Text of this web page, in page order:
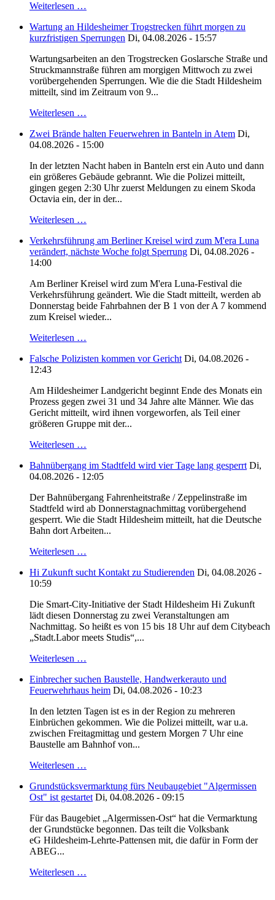
Weiterlesen …
Wartung an Hildesheimer Trogstrecken führt morgen zu
kurzfristigen Sperrungen Di, 04.08.2026 - 15:57
Wartungsarbeiten an den Trogstrecken Goslarsche Straße und
Struckmannstraße führen am morgigen Mittwoch zu zwei
vorübergehenden Sperrungen. Wie die die Stadt Hildesheim
mitteilt, sind im Zeitraum von 9...
Weiterlesen …
Zwei Brände halten Feuerwehren in Banteln in Atem Di,
04.08.2026 - 15:00
In der letzten Nacht haben in Banteln erst ein Auto und dann
ein größeres Gebäude gebrannt. Wie die Polizei mitteilt,
gingen gegen 2:30 Uhr zuerst Meldungen zu einem Skoda
Octavia ein, der in der...
Weiterlesen …
Verkehrsführung am Berliner Kreisel wird zum M'era Luna
verändert, nächste Woche folgt Sperrung Di, 04.08.2026 -
14:00
Am Berliner Kreisel wird zum M'era Luna-Festival die
Verkehrsführung geändert. Wie die Stadt mitteilt, werden ab
Donnerstag beide Fahrbahnen der B 1 von der A 7 kommend
zum Kreisel wieder...
Weiterlesen …
Falsche Polizisten kommen vor Gericht Di, 04.08.2026 -
12:43
Am Hildesheimer Landgericht beginnt Ende des Monats ein
Prozess gegen zwei 31 und 34 Jahre alte Männer. Wie das
Gericht mitteilt, wird ihnen vorgeworfen, als Teil einer
größeren Gruppe mit der...
Weiterlesen …
Bahnübergang im Stadtfeld wird vier Tage lang gesperrt Di,
04.08.2026 - 12:05
Der Bahnübergang Fahrenheitstraße / Zeppelinstraße im
Stadtfeld wird ab Donnerstagnachmittag vorübergehend
gesperrt. Wie die Stadt Hildesheim mitteilt, hat die Deutsche
Bahn dort Arbeiten...
Weiterlesen …
Hi Zukunft sucht Kontakt zu Studierenden Di, 04.08.2026 -
10:59
Die Smart-City-Initiative der Stadt Hildesheim Hi Zukunft
lädt diesen Donnerstag zu zwei Veranstaltungen am
Nachmittag. So heißt es von 15 bis 18 Uhr auf dem Citybeach
„Stadt.Labor meets Studis“,...
Weiterlesen …
Einbrecher suchen Baustelle, Handwerkerauto und
Feuerwehrhaus heim Di, 04.08.2026 - 10:23
In den letzten Tagen ist es in der Region zu mehreren
Einbrüchen gekommen. Wie die Polizei mitteilt, war u.a.
zwischen Freitagmittag und gestern Morgen 7 Uhr eine
Baustelle am Bahnhof von...
Weiterlesen …
Grundstücksvermarktung fürs Neubaugebiet "Algermissen
Ost" ist gestartet Di, 04.08.2026 - 09:15
Für das Baugebiet „Algermissen-Ost“ hat die Vermarktung
der Grundstücke begonnen. Das teilt die Volksbank
eG Hildesheim-Lehrte-Pattensen mit, die dafür in Form der
ABEG...
Weiterlesen …